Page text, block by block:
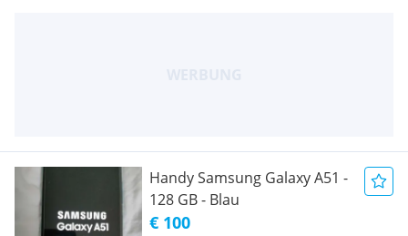
Handy Samsung Galaxy A51 -
128 GB - Blau
€ 100